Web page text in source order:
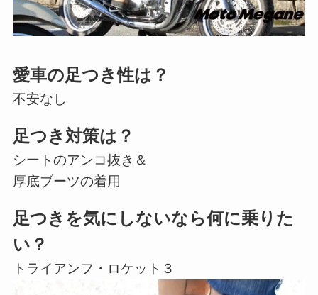
愛車の足つき性は？
不安なし
足つき対策は？
シートのアンコ抜き＆
厚底ブーツの着用
足つきを気にしないなら何に乗りた
い？
トライアンフ・ロケット３